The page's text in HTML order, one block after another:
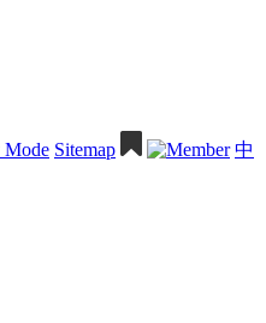
Mode Sitemap 中